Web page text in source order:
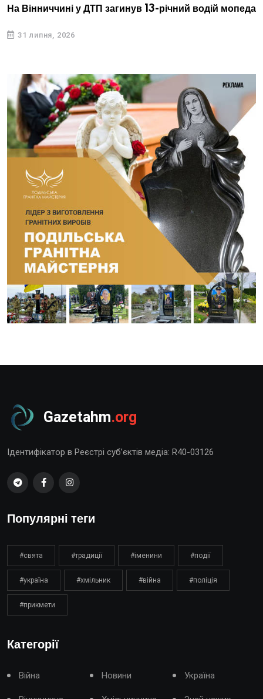
На Вінниччині у ДТП загинув 13-річний водій мопеда
31 липня, 2026
Gazetahm.org
Ідентифікатор в Реєстрі суб’єктів медіа: R40-03126
Популярні теги
#свята #традиції #іменини #події
#україна #хмільник #війна #поліція
#прикмети
Категорії
Війна Новини Україна